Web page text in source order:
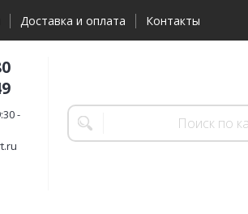
Доставка и оплата Контакты
-